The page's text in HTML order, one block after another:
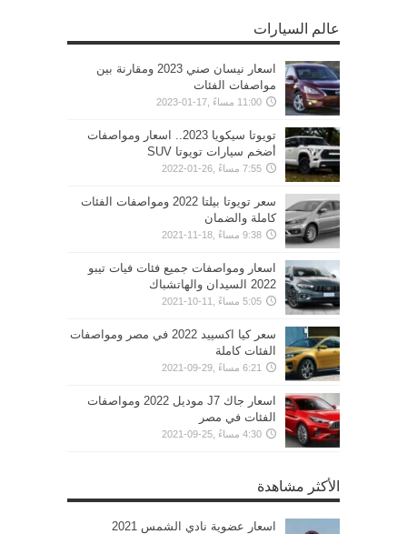
عالم السيارات
اسعار نيسان صني 2023 ومقارنة بين
مواصفات الفئات
11:00 مساءً ,17-01-2023
تويوتا سيكويا 2023.. اسعار ومواصفات
أضخم سيارات تويوتا SUV
7:55 مساءً ,26-01-2022
سعر تويوتا بيلتا 2022 ومواصفات الفئات
كاملة والضمان
9:38 مساءً ,18-11-2021
اسعار ومواصفات جميع فئات فيات تيبو
2022 السيدان والهاتشباك
5:05 مساءً ,11-10-2021
سعر كيا اكسييد 2022 في مصر ومواصفات
الفئات كاملة
6:21 مساءً ,29-09-2021
اسعار جاك J7 موديل 2022 ومواصفات
الفئات في مصر
4:30 مساءً ,25-09-2021
الأكثر مشاهدة
اسعار عضوية نادي الشمس 2021